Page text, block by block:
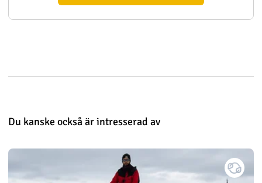
Du kanske också är intresserad av